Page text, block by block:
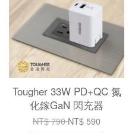
Tougher 33W PD+QC 氮
化鎵GaN 閃充器
NT$ 790NT$ 590